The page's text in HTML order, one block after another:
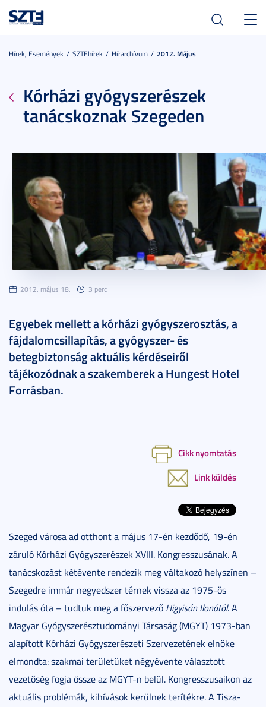
Hírek, Események SZTEhírek Hírarchívum 2012. Május
Kórházi gyógyszerészek
tanácskoznak Szegeden
2012. május 18. 3 perc
Egyebek mellett a kórházi gyógyszerosztás, a
fájdalomcsillapítás, a gyógyszer- és
betegbiztonság aktuális kérdéseiről
tájékozódnak a szakemberek a Hungest Hotel
Forrásban.
Cikk nyomtatás
Link küldés
Szeged városa ad otthont a május 17-én kezdődő, 19-én
záruló Kórházi Gyógyszerészek XVIII. Kongresszusának. A
tanácskozást kétévente rendezik meg váltakozó helyszínen –
Szegedre immár negyedszer térnek vissza az 1975-ös
indulás óta – tudtuk meg a főszervező Higyisán Ilonától. A
Magyar Gyógyszerésztudományi Társaság (MGYT) 1973-ban
alapított Kórházi Gyógyszerészeti Szervezetének elnöke
elmondta: szakmai területüket négyévente választott
vezetőség fogja össze az MGYT-n belül. Kongresszusaikon az
aktuális problémák, kihívások kerülnek terítékre. A Tisza-